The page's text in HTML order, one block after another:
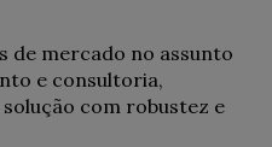
de mercado no assunto
e consultoria,
com robustez e